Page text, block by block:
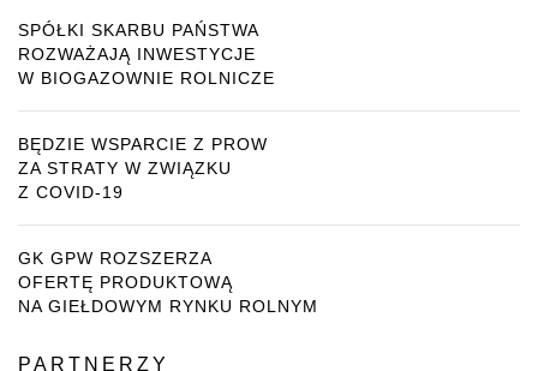
SPÓŁKI SKARBU PAŃSTWA
ROZWAŻAJĄ INWESTYCJE
W BIOGAZOWNIE ROLNICZE
BĘDZIE WSPARCIE Z PROW
ZA STRATY W ZWIĄZKU
Z COVID-19
GK GPW ROZSZERZA
OFERTĘ PRODUKTOWĄ
NA GIEŁDOWYM RYNKU ROLNYM
PARTNERZY